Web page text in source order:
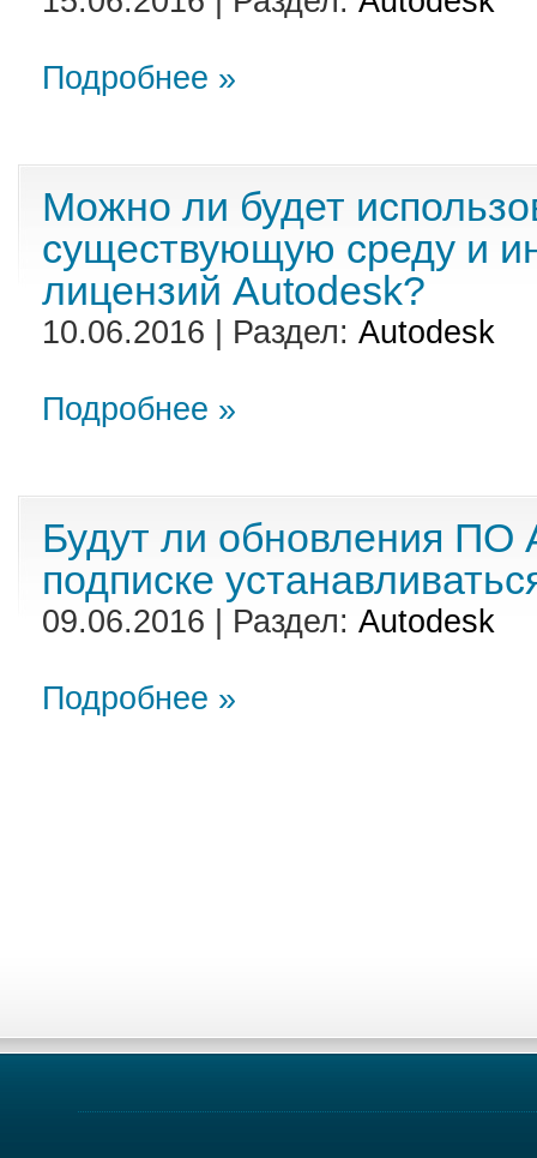
Подробнее »
Можно ли будет
существующую среду и
лицензий Autodesk?
10.06.2016 | Раздел: Autodesk
Подробнее »
Будут ли обновления ПО
подписке
09.06.2016 | Раздел: Autodesk
Подробнее »